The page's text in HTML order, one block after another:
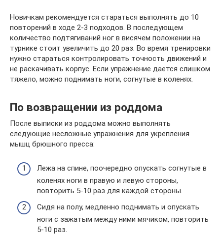
Новичкам рекомендуется стараться выполнять до 10
повторений в ходе 2-3 подходов. В последующем
количество подтягиваний ног в висячем положении на
турнике стоит увеличить до 20 раз. Во время тренировки
нужно стараться контролировать точность движений и
не раскачивать корпус. Если упражнение дается слишком
тяжело, можно поднимать ноги, согнутые в коленях.
По возвращении из роддома
После выписки из роддома можно выполнять
следующие несложные упражнения для укрепления
мышц брюшного пресса:
Лежа на спине, поочередно опускать согнутые в
коленях ноги в правую и левую стороны,
повторить 5-10 раз для каждой стороны.
Сидя на полу, медленно поднимать и опускать
ноги с зажатым между ними мячиком, повторить
5-10 раз.